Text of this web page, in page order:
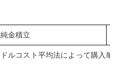
純金積立
ドルコスト平均法によって購入単